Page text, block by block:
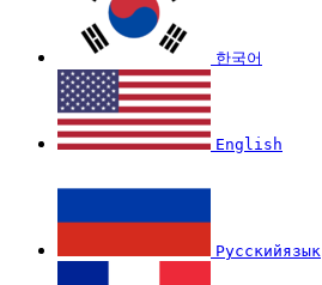
한국어
English
Русскийязык